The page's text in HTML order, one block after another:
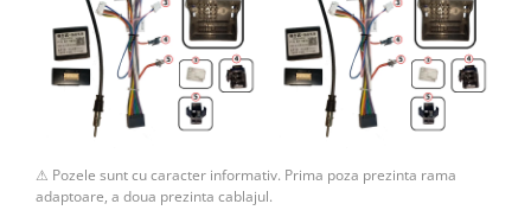
Conectică Auto
Conectică Auto
Conectică Audi
Conectică BMW
⚠ Pozele sunt cu caracter informativ. Prima poza prezinta rama
adaptoare, a doua prezinta cablajul.